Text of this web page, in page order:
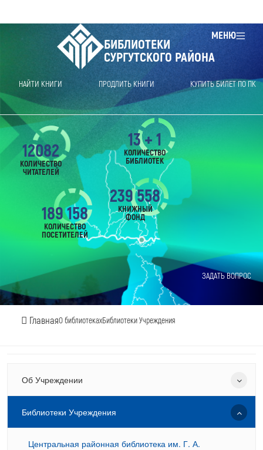
МЕНЮ
БИБЛИОТЕКИ
СУРГУТСКОГО РАЙОНА
НАЙТИ КНИГИ ПРОДЛИТЬ КНИГИ КУПИТЬ БИЛЕТ ПО ПК
ЗАДАТЬ ВОПРОС
ГлавнаяО библиотекахБиблиотеки Учреждения
12082
КОЛИЧЕСТВО
ЧИТАТЕЛЕЙ
189 158
КОЛИЧЕСТВО
ПОСЕТИТЕЛЕЙ
239 558
КНИЖНЫЙ
ФОНД
13 + 1
КОЛИЧЕСТВО
БИБЛИОТЕК
Об Учреждении
Библиотеки Учреждения
Центральная районная библиотека им. Г. А.